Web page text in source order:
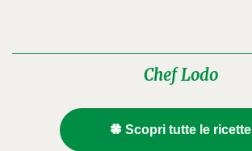
Chef Lodo
Scopri tutte le ricette